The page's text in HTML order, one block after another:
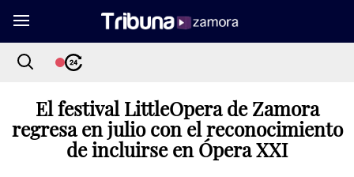
El festival LittleOpera de Zamora
regresa en julio con el reconocimiento
de incluirse en Ópera XXI